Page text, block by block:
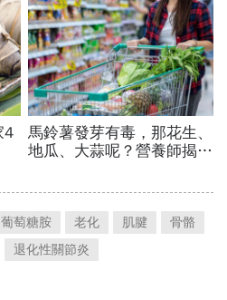
葡萄糖胺 老化 肌腱
骨骼
退化性關節炎